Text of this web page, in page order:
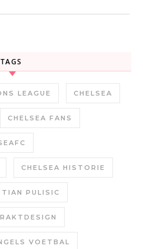
TAGS
LEAGUE CHELSEA
CHELSEA FANS
CHELSEA HISTORIE
PULISIC
VOETBAL